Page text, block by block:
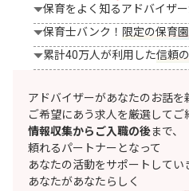
保育をよく知るアドバイザ
保育士バンク！ 限定の保育
累計40万人が利用した信頼
アドバイザーがあなたのお話を
ご希望にあう求人を厳選してご
情報収集からご入職の後まで、
頼れるパートナーとなって
あなたの活動をサポートしてい
あなたがあなたらしく